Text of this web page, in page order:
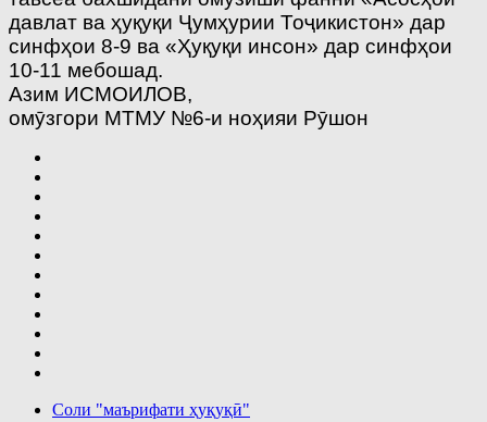
давлат ва ҳуқуқи Ҷумҳурии Тоҷикистон» дар
синфҳои 8-9 ва «Ҳуқуқи инсон» дар синфҳои
10-11 мебошад.
Азим ИСМОИЛОВ,
омӯзгори МТМУ №6-и ноҳияи Рӯшон
Соли "маърифати ҳуқуқӣ"